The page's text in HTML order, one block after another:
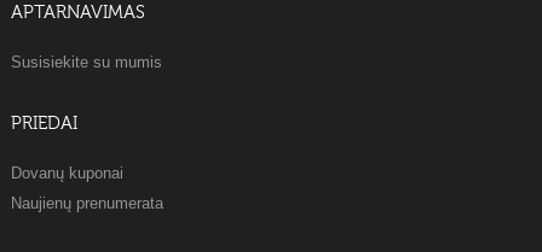
APTARNAVIMAS
Susisiekite su mumis
PRIEDAI
Dovanų kuponai
Naujienų prenumerata